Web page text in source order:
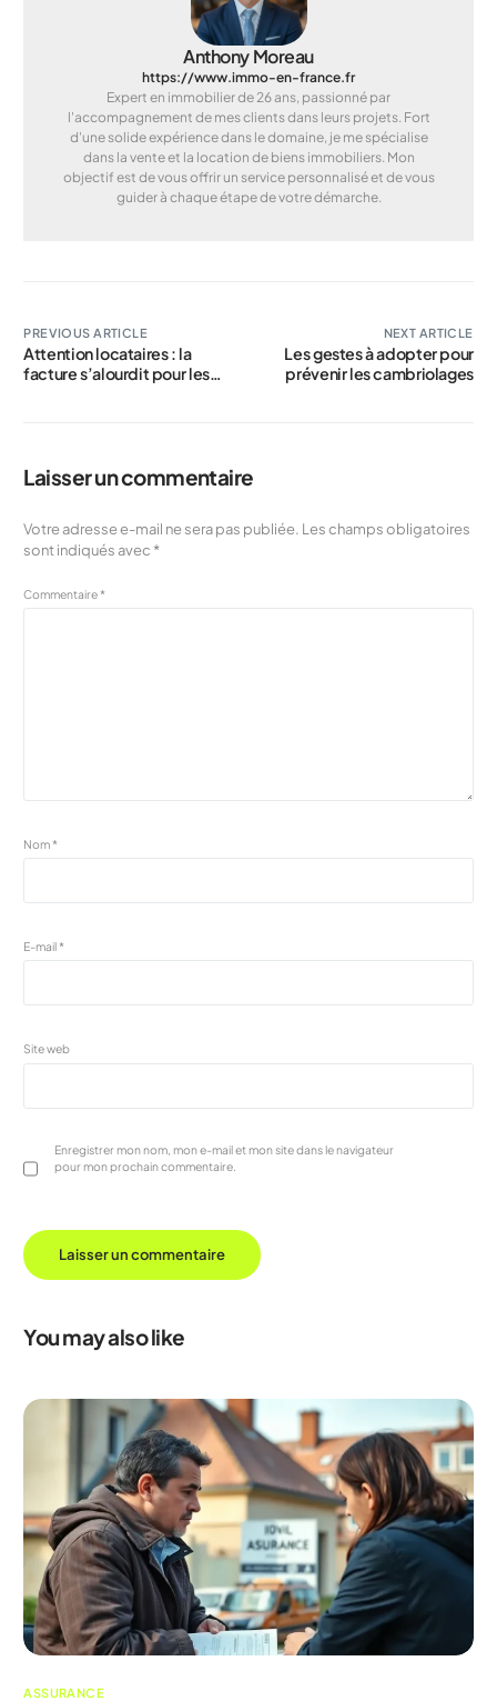
Anthony Moreau
https://www.immo-en-france.fr
Expert en immobilier de 26 ans, passionné par
l'accompagnement de mes clients dans leurs projets. Fort
d'une solide expérience dans le domaine, je me spécialise
dans la vente et la location de biens immobiliers. Mon
objectif est de vous offrir un service personnalisé et de vous
guider à chaque étape de votre démarche.
PREVIOUS ARTICLE
Attention locataires : la
facture s’alourdit pour les
NEXT ARTICLE
Les gestes à adopter pour
prévenir les cambriolages
Laisser un commentaire
Votre adresse e-mail ne sera pas publiée. Les champs obligatoires
sont indiqués avec *
Commentaire*
Nom*
E-mail*
Site web
Enregistrer mon nom, mon e-mail et mon site dans le navigateur
pour mon prochain commentaire.
You may also like
ASSURANCE